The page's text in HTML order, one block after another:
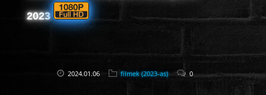
2023
2024.01.06 filmek (2023-as) 0